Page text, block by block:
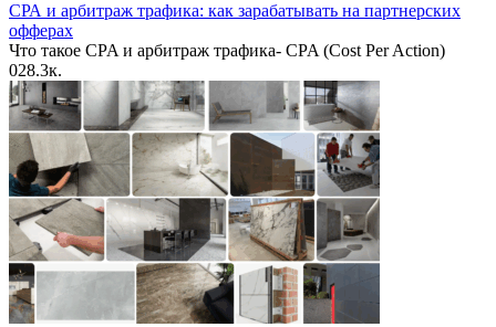
СРА и арбитраж трафика: как зарабатывать на партнерских
офферах
Что такое CPA и арбитраж трафика- CPA (Cost Per Action)
028.3к.